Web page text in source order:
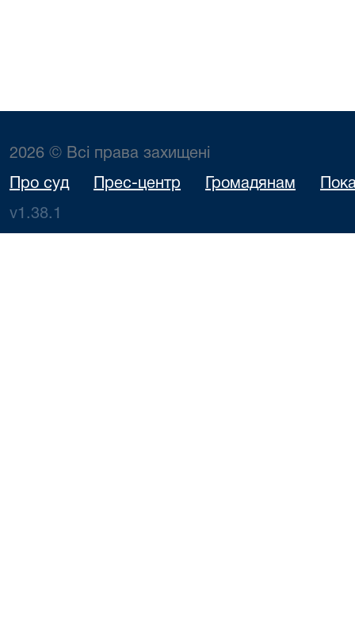
2026 © Всі права захищені
Про суд Прес-центр Громадянам
v1.38.1